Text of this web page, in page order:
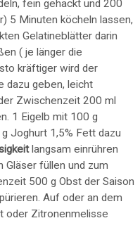
fein gehackt und 200
5 Minuten köcheln lassen,
Gelatineblätter darin
( je länger die
kräftiger wird der
dazu geben, leicht
Zwischenzeit 200 ml
1 Eigelb mit 100 g
Joghurt 1,5% Fett dazu
langsam einrühren
Gläser füllen und zum
500 g Obst der Saison
Auf oder an dem
oder Zitronenmelisse